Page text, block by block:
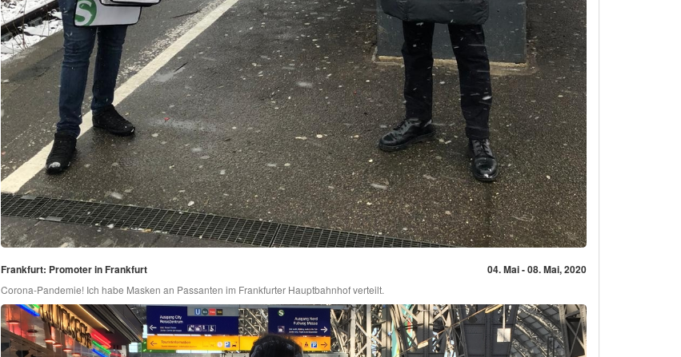
Frankfurt: Promoter in Frankfurt 04. Mai - 08. Mai, 2020
Corona-Pandemie! Ich habe Masken an Passanten im Frankfurter Hauptbahnhof verteilt.